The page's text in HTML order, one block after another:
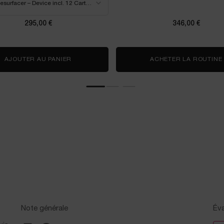
L'ABSOLU ROUGE DRAMA MATTE, 1 de 4
couleur LC LAR MATTE LOUVRE 2023 274 OS pour L'ABSOLU ROUGE
stock, couleur LC LAR MATTE LOUVRE 2023 200 OS pour L'ABSOLU ROUGE
de stock, couleur LC LAR MATTE LOUVRE 2023 105 OS pour L'ABSOLU
MATTE
295,00 €
AJOUTER AU PANIER RÉNERGIE NANO-RESURFACER | 400 BOOSTER
346,00 €
ACHETER LA ROUTINE